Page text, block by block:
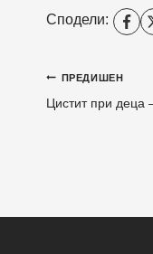
Сподели:
Навигация
ПРЕДИШЕН
Цистит при деца